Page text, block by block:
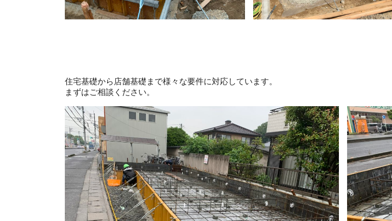
住宅基礎から店舗基礎まで様々な要件に対応しています。
まずはご相談ください。